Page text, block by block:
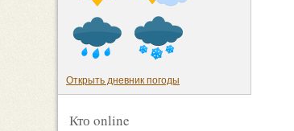
Открыть дневник погоды
Кто online